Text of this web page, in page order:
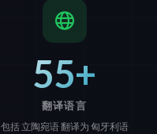
55+
翻译语言
包括 立陶宛语 翻译为 匈牙利语